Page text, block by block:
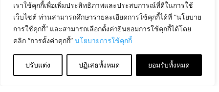
เราใช้คุกกี้เพื่อเพิ่มประสิทธิภาพและประสบการณ์ที่ดีในการใช้
เว็บไซต์ ท่านสามารถศึกษารายละเอียดการใช้คุกกี้ได้ที่ “นโยบาย
การใช้คุกกี้” และสามารถเลือกตั้งค่ายินยอมการใช้คุกกี้ได้โดย
คลิก “การตั้งค่าคุกกี้” นโยบายการใช้คุกกี้
ปรับแต่ง ปฏิเสธทั้งหมด ยอมรับทั้งหมด